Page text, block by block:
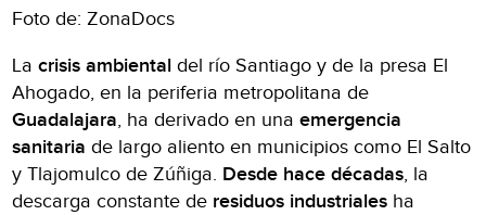
Foto de: ZonaDocs
Lacrisis ambiental del río Santiago y de la presa El
Ahogado, en la periferia metropolitana de
Guadalajara, ha derivado en unaemergencia
sanitaria de largo aliento en municipios como El Salto
y Tlajomulco de Zúñiga. Desde hace décadas, la
descarga constante de residuos industriales ha